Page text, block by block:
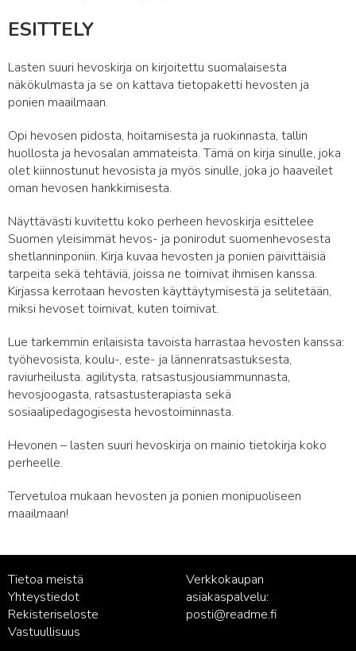
ESITTELY
Lasten suuri hevoskirja on kirjoitettu suomalaisesta
näkökulmasta ja se on kattava tietopaketti hevosten ja
ponien maailmaan.
Opi hevosen pidosta, hoitamisesta ja ruokinnasta, tallin
huollosta ja hevosalan ammateista. Tämä on kirja sinulle, joka
olet kiinnostunut hevosista ja myös sinulle, joka jo haaveilet
oman hevosen hankkimisesta.
Näyttävästi kuvitettu koko perheen hevoskirja esittelee
Suomen yleisimmät hevos- ja ponirodut suomenhevosesta
shetlanninponiin. Kirja kuvaa hevosten ja ponien päivittäisiä
tarpeita sekä tehtäviä, joissa ne toimivat ihmisen kanssa.
Kirjassa kerrotaan hevosten käyttäytymisestä ja selitetään,
miksi hevoset toimivat, kuten toimivat.
Lue tarkemmin erilaisista tavoista harrastaa hevosten kanssa:
työhevosista, koulu-, este- ja lännenratsastuksesta,
raviurheilusta. agilitysta, ratsastusjousiammunnasta,
hevosjoogasta, ratsastusterapiasta sekä
sosiaalipedagogisesta hevostoiminnasta.
Hevonen – lasten suuri hevoskirja on mainio tietokirja koko
perheelle.
Tervetuloa mukaan hevosten ja ponien monipuoliseen
maailmaan!
Tietoa meistä
Yhteystiedot
Rekisteriseloste
Vastuullisuus
Verkkokaupan
asiakaspalvelu:
posti@readme.fi